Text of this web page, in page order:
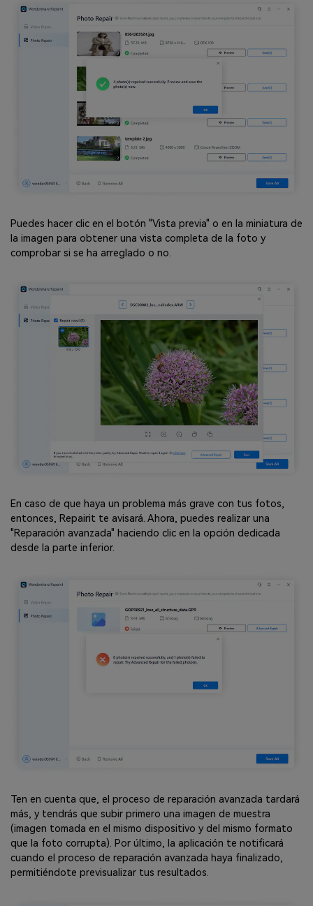
Puedes hacer clic en el botón "Vista previa" o en la miniatura de
la imagen para obtener una vista completa de la foto y
comprobar si se ha arreglado o no.
En caso de que haya un problema más grave con tus fotos,
entonces, Repairit te avisará. Ahora, puedes realizar una
"Reparación avanzada" haciendo clic en la opción dedicada
desde la parte inferior.
Ten en cuenta que, el proceso de reparación avanzada tardará
más, y tendrás que subir primero una imagen de muestra
(imagen tomada en el mismo dispositivo y del mismo formato
que la foto corrupta). Por último, la aplicación te notificará
cuando el proceso de reparación avanzada haya finalizado,
permitiéndote previsualizar tus resultados.